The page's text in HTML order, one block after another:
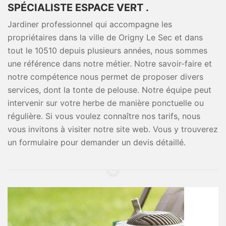
SPÉCIALISTE ESPACE VERT .
Jardiner professionnel qui accompagne les
propriétaires dans la ville de Origny Le Sec et dans
tout le 10510 depuis plusieurs années, nous sommes
une référence dans notre métier. Notre savoir-faire et
notre compétence nous permet de proposer divers
services, dont la tonte de pelouse. Notre équipe peut
intervenir sur votre herbe de manière ponctuelle ou
régulière. Si vous voulez connaître nos tarifs, nous
vous invitons à visiter notre site web. Vous y trouverez
un formulaire pour demander un devis détaillé.